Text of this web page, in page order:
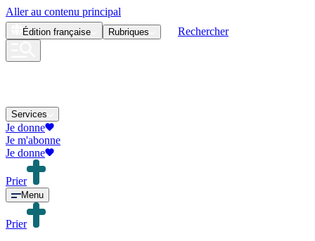
Aller au contenu principal
Édition française Rubriques Rechercher
Services
Je donne
Je m'abonne
Je donne
Prier
Menu
Prier